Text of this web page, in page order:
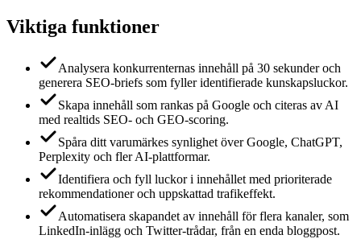
Viktiga funktioner
Analysera konkurrenternas innehåll på 30 sekunder och
generera SEO-briefs som fyller identifierade kunskapsluckor.
Skapa innehåll som rankas på Google och citeras av AI
med realtids SEO- och GEO-scoring.
Spåra ditt varumärkes synlighet över Google, ChatGPT,
Perplexity och fler AI-plattformar.
Identifiera och fyll luckor i innehållet med prioriterade
rekommendationer och uppskattad trafikeffekt.
Automatisera skapandet av innehåll för flera kanaler, som
LinkedIn-inlägg och Twitter-trådar, från en enda bloggpost.